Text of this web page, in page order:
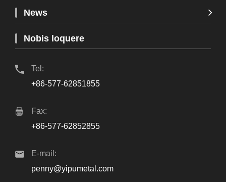
News
Nobis loquere
Tel:
+86-577-62851855
Fax:
+86-577-62852855
E-mail:
penny@yipumetal.com